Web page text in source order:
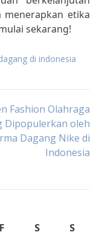
menerapkan etika
sekarang!
di indonesia
Fashion Olahraga
Dipopulerkan oleh
Dagang Nike di
Indonesia
F S
S